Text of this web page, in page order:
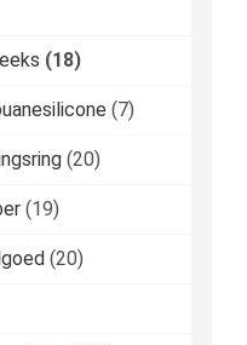
(18)
(7)
(20)
(19)
(20)